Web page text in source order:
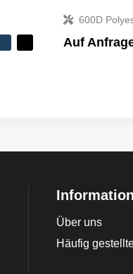
600D
Auf
Über uns
Häufig